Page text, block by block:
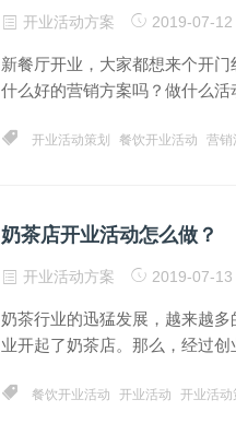
开业活动方案 2019-07-12
新餐厅开业，大家都想来个开
什么好的营销方案吗？做什么
开业活动策划 餐饮开业活动 营销
奶茶店开业活动怎么做？
开业活动方案 2019-07-13
奶茶行业的迅猛发展，越来越
业开起了奶茶店。那么，经过
餐饮开业活动 开业活动 开业活动